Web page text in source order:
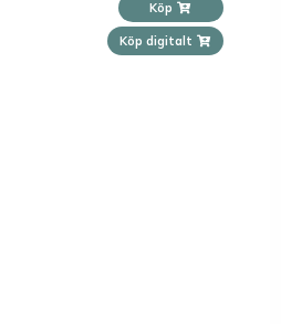
Köp
Köp digitalt